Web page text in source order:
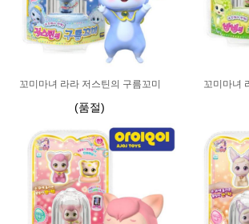
꼬미마녀 라라 저스틴의 구름꼬미
(품절)
꼬미마녀